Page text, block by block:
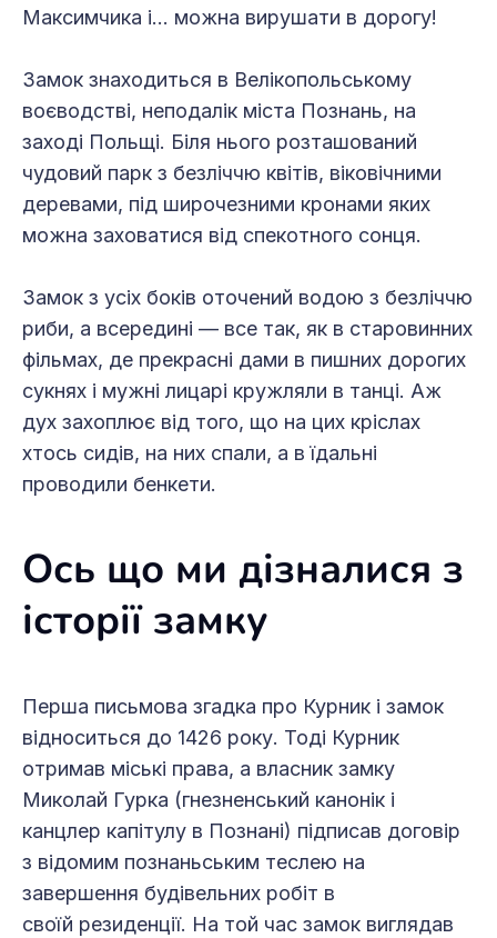
Максимчика і… можна вирушати в дорогу!
Замок знаходиться в Велікопольському
воєводстві, неподалік міста Познань, на
заході Польщі. Біля нього розташований
чудовий парк з безліччю квітів, віковічними
деревами, під широчезними кронами яких
можна заховатися від спекотного сонця.
Замок з усіх боків оточений водою з безліччю
риби, а всередині — все так, як в старовинних
фільмах, де прекрасні дами в пишних дорогих
сукнях і мужні лицарі кружляли в танці. Аж
дух захоплює від того, що на цих кріслах
хтось сидів, на них спали, а в їдальні
проводили бенкети.
Ось що ми дізналися з
історії замку
Перша письмова згадка про Курник і замок
відноситься до 1426 року. Тоді Курник
отримав міські права, а власник замку
Миколай Гурка (гнезненський канонік і
канцлер капітулу в Познані) підписав договір
з відомим познаньським теслею на
завершення будівельних робіт в
своїй резиденції. На той час замок виглядав